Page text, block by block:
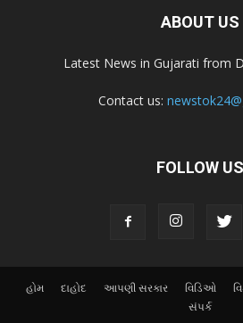
ABOUT US
Latest News in Gujarati from
Contact us:
FOLLOW US
હોમ દાહોદ આપણી સરકાર વિડિઓ
સંપર્ક